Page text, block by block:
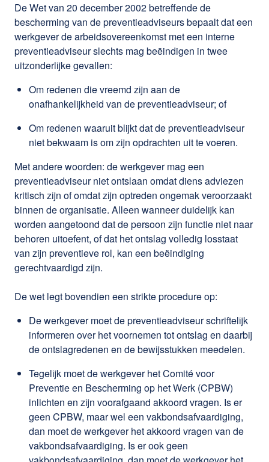
De Wet van 20 december 2002 betreffende de
bescherming van de preventieadviseurs bepaalt dat een
werkgever de arbeidsovereenkomst met een interne
preventieadviseur slechts mag beëindigen in twee
uitzonderlijke gevallen:
Om redenen die vreemd zijn aan de
onafhankelijkheid van de preventieadviseur; of
Om redenen waaruit blijkt dat de preventieadviseur
niet bekwaam is om zijn opdrachten uit te voeren.
Met andere woorden: de werkgever mag een
preventieadviseur niet ontslaan omdat diens adviezen
kritisch zijn of omdat zijn optreden ongemak veroorzaakt
binnen de organisatie. Alleen wanneer duidelijk kan
worden aangetoond dat de persoon zijn functie niet naar
behoren uitoefent, of dat het ontslag volledig losstaat
van zijn preventieve rol, kan een beëindiging
gerechtvaardigd zijn.
De wet legt bovendien een strikte procedure op:
De werkgever moet de preventieadviseur schriftelijk
informeren over het voornemen tot ontslag en daarbij
de ontslagredenen en de bewijsstukken meedelen.
Tegelijk moet de werkgever het Comité voor
Preventie en Bescherming op het Werk (CPBW)
inlichten en zijn voorafgaand akkoord vragen. Is er
geen CPBW, maar wel een vakbondsafvaardiging,
dan moet de werkgever het akkoord vragen van de
vakbondsafvaardiging. Is er ook geen